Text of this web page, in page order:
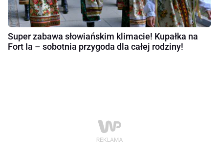
Super zabawa słowiańskim klimacie! Kupałka na
Fort Ia – sobotnia przygoda dla całej rodziny!